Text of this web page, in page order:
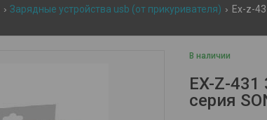
Зарядные устройства usb (от прикуривателя)
В наличии
EX-Z-
серия